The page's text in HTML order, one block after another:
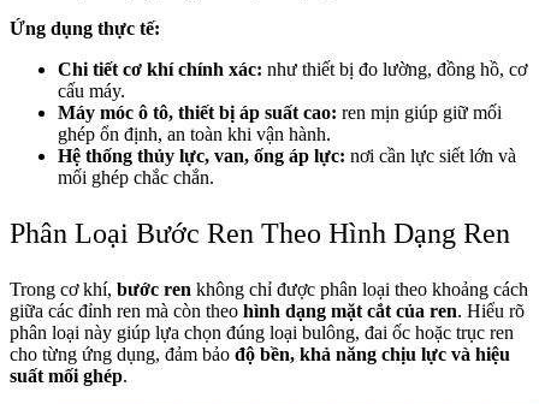
Ứng dụng thực tế:
Chi tiết cơ khí chính xác: như thiết bị đo lường, đồng hồ, cơ
cấu máy.
Máy móc ô tô, thiết bị áp suất cao: ren mịn giúp giữ mối
ghép ổn định, an toàn khi vận hành.
Hệ thống thủy lực, van, ống áp lực: nơi cần lực siết lớn và
mối ghép chắc chắn.
Phân Loại Bước Ren Theo Hình Dạng Ren
Trong cơ khí, bước ren không chỉ được phân loại theo khoảng cách
giữa các đỉnh ren mà còn theo hình dạng mặt cắt của ren. Hiểu rõ
phân loại này giúp lựa chọn đúng loại bulông, đai ốc hoặc trục ren
cho từng ứng dụng, đảm bảo độ bền, khả năng chịu lực và hiệu
suất mối ghép.